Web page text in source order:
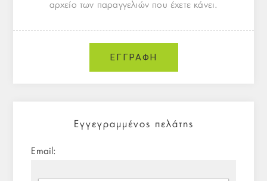
αρχείο των παραγγελιών που έχετε κάνει.
Εγγεγραμμένος πελάτης
Email: